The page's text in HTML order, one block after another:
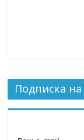
Подписка на